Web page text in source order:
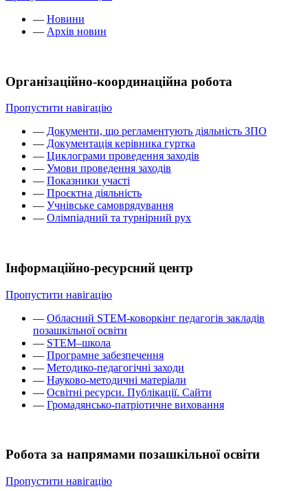
— Новини
— Архів новин
Організаційно-координаційна робота
Пропустити навігацію
— Документи, що регламентують діяльність ЗПО
— Документація керівника гуртка
— Циклограми проведення заходів
— Умови проведення заходів
— Показники участі
— Проєктна діяльність
— Учнівське самоврядування
— Олімпіадний та турнірний рух
Інформаційно-ресурсний центр
Пропустити навігацію
— Обласний STEM-коворкінг педагогів закладів
позашкільної освіти
— STEM–школа
— Програмне забезпечення
— Методико-педагогічні заходи
— Науково-методичні матеріали
— Освітні ресурси. Публікації. Сайти
— Громадянсько-патріотичне виховання
Робота за напрямами позашкільної освіти
Пропустити навігацію